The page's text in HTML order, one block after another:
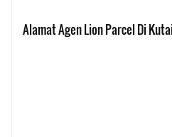
Alamat Agen Lion Parcel Di